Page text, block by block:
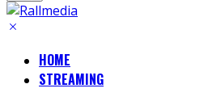
HOME
STREAMING